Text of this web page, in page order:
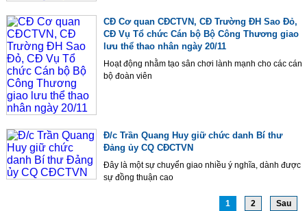
CĐ Cơ quan CĐCTVN, CĐ Trường ĐH Sao Đỏ,
CĐ Vụ Tổ chức Cán bộ Bộ Công Thương giao
lưu thể thao nhân ngày 20/11
Hoạt động nhằm tạo sân chơi lành mạnh cho các cán
bộ đoàn viên
Đ/c Trần Quang Huy giữ chức danh Bí thư
Đảng ủy CQ CĐCTVN
Đây là một sự chuyển giao nhiều ý nghĩa, dành được
sự đồng thuận cao
1 2 Sau